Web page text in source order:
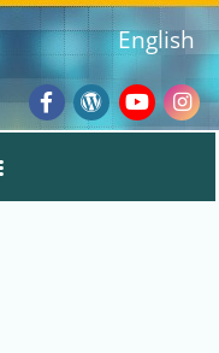
Facebook
Wordpress
English